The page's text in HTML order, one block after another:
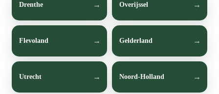
Drenthe Overijssel
Flevoland Gelderland
Utrecht Noord-Holland